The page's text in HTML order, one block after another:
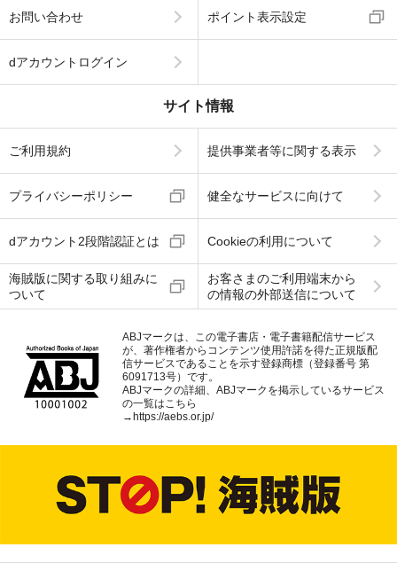
お問い合わせ ポイント表示設定
dアカウントログイン
サイト情報
ご利用規約 提供事業者等に関する表示
プライバシーポリシー 健全なサービスに向けて
dアカウント2段階認証とは Cookieの利用について
海賊版に関する取り組みに
ついて
お客さまのご利用端末から
の情報の外部送信について
ABJマークは、この電子書店・電子書籍配信サービス
が、著作権者からコンテンツ使用許諾を得た正規版配
信サービスであることを示す登録商標（登録番号 第
6091713号）です。
ABJマークの詳細、ABJマークを掲示しているサービス
の一覧はこちら
→ https://aebs.or.jp/